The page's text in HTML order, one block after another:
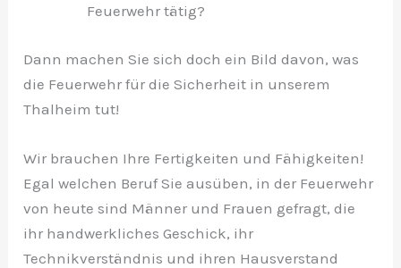
Feuerwehr tätig?
Dann machen Sie sich doch ein Bild davon, was
die Feuerwehr für die Sicherheit in unserem
Thalheim tut!
Wir brauchen Ihre Fertigkeiten und Fähigkeiten!
Egal welchen Beruf Sie ausüben, in der Feuerwehr
von heute sind Männer und Frauen gefragt, die
ihr handwerkliches Geschick, ihr
Technikverständnis und ihren Hausverstand